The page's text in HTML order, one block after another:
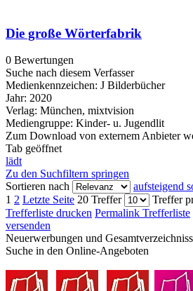
Die große Wörterfabrik
0 Bewertungen
Suche nach diesem Verfasser
Medienkennzeichen: J Bilderbücher
Jahr: 2020
Verlag: München, mixtvision
Mediengruppe: Kinder- u. Jugendlit
Zum Download von externem Anbieter
Tab geöffnet
lädt
Zu den Suchfiltern springen
Sortieren nach
aufsteigend
1 2 Letzte Seite 20 Treffer
Treffer
Trefferliste drucken Permalink Trefferliste
versenden
Neuerwerbungen und
Suche in den Online-Angeboten